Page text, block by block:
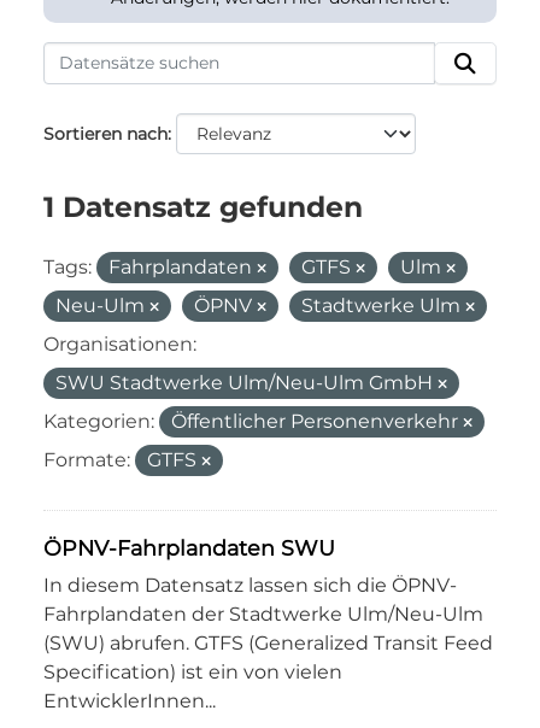
Sortieren nach
1 Datensatz gefunden
Tags: Fahrplandaten GTFS
Ulm
Neu-Ulm
ÖPNV
Stadtwerke Ulm
Organisationen:
SWU Stadtwerke Ulm/Neu-Ulm GmbH
Kategorien:
Öffentlicher Personenverkehr
Formate:
GTFS
ÖPNV-Fahrplandaten SWU
In diesem Datensatz lassen sich die ÖPNV-
Fahrplandaten der Stadtwerke Ulm/Neu-Ulm
(SWU) abrufen. GTFS (Generalized Transit Feed
Specification) ist ein von vielen
EntwicklerInnen...